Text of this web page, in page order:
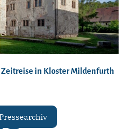
in Kloster Mildenfurth